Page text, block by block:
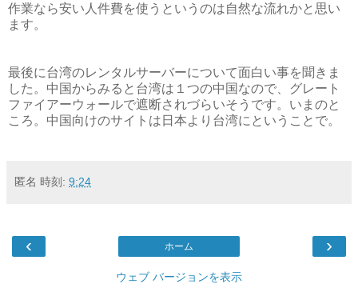
作業なら安い人件費を使うというのは自然な流れかと思い
ます。
最後に台湾のレンタルサーバーについて面白い事を聞きま
した。中国からみると台湾は１つの中国なので、グレート
ファイアーウォールで遮断されづらいそうです。いまのと
ころ。中国向けのサイトは日本より台湾にということで。
匿名 時刻: 9:24
‹ ›
ホーム
ウェブ バージョンを表示